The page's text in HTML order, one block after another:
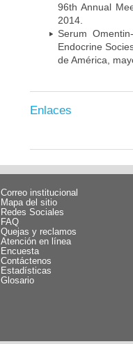
96th Annual
2014.
Serum
Endocrine
de América,
Enlaces
Correo institucional
Mapa del sitio
Redes Sociales
FAQ
Quejas y reclamos
Atención en línea
Encuesta
Contáctenos
Estadísticas
Glosario